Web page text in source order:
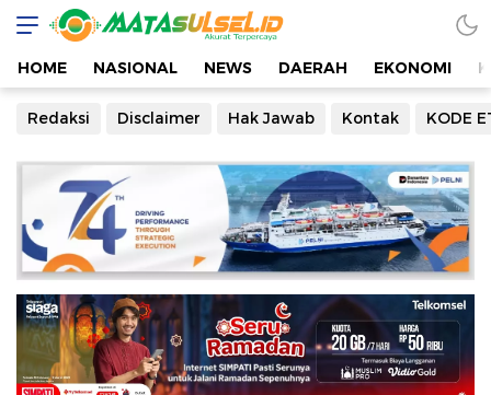
HOME NASIONAL NEWS DAERAH EKONOMI
Redaksi Disclaimer Hak Jawab Kontak KODE